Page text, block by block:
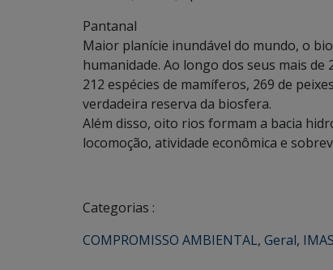
Pantanal
Maior planície inundável do mundo, o
humanidade. Ao longo dos seus mais
212 espécies de mamíferos, 269 de
verdadeira reserva da biosfera.
Além disso, oito rios formam a bacia
locomoção, atividade econômica e
Categorias :
COMPROMISSO AMBIENTAL, Geral,